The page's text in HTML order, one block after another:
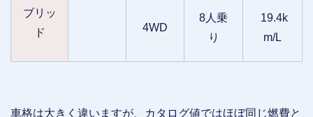
ブリッ
ド
4WD
8人乗
り
19.4k
m/L
車格は大きく違いますが、カタログ値ではほぼ同じ燃費と